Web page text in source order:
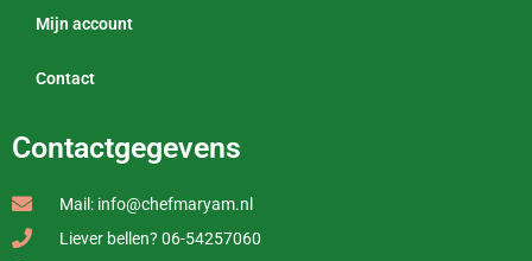
Mijn account
Contact
Contactgegevens
Mail: info@chefmaryam.nl
Liever bellen? 06-54257060